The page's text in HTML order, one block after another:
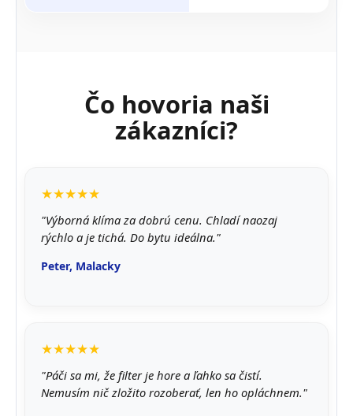
Čo hovoria naši
zákazníci?
★★★★★
"Výborná klíma za dobrú cenu. Chladí naozaj
rýchlo a je tichá. Do bytu ideálna."
Peter, Malacky
★★★★★
"Páči sa mi, že filter je hore a ľahko sa čistí.
Nemusím nič zložito rozoberať, len ho opláchnem."